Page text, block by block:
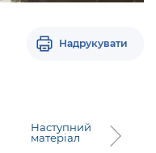
Надрукувати
Наступний
матеріал